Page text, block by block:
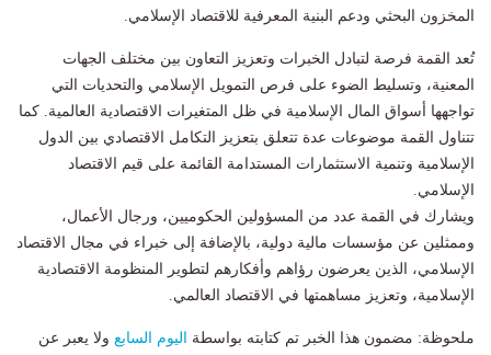
المخزون البحثي ودعم البنية المعرفية للاقتصاد الإسلامي.
تُعد القمة فرصة لتبادل الخبرات وتعزيز التعاون بين مختلف الجهات
المعنية، وتسليط الضوء على فرص التمويل الإسلامي والتحديات التي
تواجهها أسواق المال الإسلامية في ظل المتغيرات الاقتصادية العالمية. كما
تتناول القمة موضوعات عدة تتعلق بتعزيز التكامل الاقتصادي بين الدول
الإسلامية وتنمية الاستثمارات المستدامة القائمة على قيم الاقتصاد
الإسلامي.
ويشارك في القمة عدد من المسؤولين الحكوميين، ورجال الأعمال،
وممثلين عن مؤسسات مالية دولية، بالإضافة إلى خبراء في مجال الاقتصاد
الإسلامي، الذين يعرضون رؤاهم وأفكارهم لتطوير المنظومة الاقتصادية
الإسلامية، وتعزيز مساهمتها في الاقتصاد العالمي.
ملحوظة: مضمون هذا الخبر تم كتابته بواسطة اليوم السابع ولا يعبر عن